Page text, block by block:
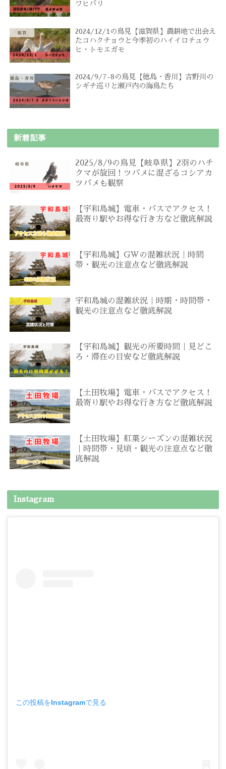
ワヒバリ
2024/12/1の鳥見【滋賀県】農耕地で出会え
たコハクチョウと今季初のハイイロチュウ
ヒ・トモエガモ
2024/9/7-8の鳥見【徳島・香川】吉野川の
シギチ巡りと瀬戸内の海鳥たち
新着記事
2025/8/9の鳥見【岐阜県】2羽のハチ
クマが旋回！ツバメに混ざるコシアカ
ツバメも観察
【宇和島城】電車・バスでアクセス！
最寄り駅やお得な行き方など徹底解説
【宇和島城】GWの混雑状況｜時間
帯・観光の注意点など徹底解説
宇和島城の混雑状況｜時期・時間帯・
観光の注意点など徹底解説
【宇和島城】観光の所要時間｜見どこ
ろ・滞在の目安など徹底解説
【土田牧場】電車・バスでアクセス！
最寄り駅やお得な行き方など徹底解説
【土田牧場】紅葉シーズンの混雑状況
｜時間帯・見頃・観光の注意点など徹
底解説
Instagram
この投稿をInstagramで見る